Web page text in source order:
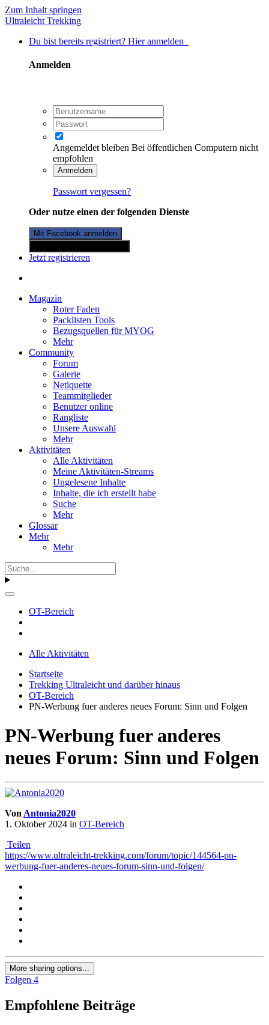
Zum Inhalt springen
Ultraleicht Trekking
Du bist bereits registriert? Hier anmelden
Anmelden
Angemeldet bleiben Bei öffentlichen Computern nicht
empfohlen
Anmelden
Passwort vergessen?
Oder nutze einen der folgenden Dienste
Mit Facebook anmelden
Jetzt registrieren
Magazin
Roter Faden
Packlisten Tools
Bezugsquellen für MYOG
Mehr
Community
Forum
Galerie
Netiquette
Teammitglieder
Benutzer online
Rangliste
Unsere Auswahl
Mehr
Aktivitäten
Alle Aktivitäten
Meine Aktivitäten-Streams
Ungelesene Inhalte
Inhalte, die ich erstellt habe
Suche
Mehr
Glossar
Mehr
Mehr
OT-Bereich
Alle Aktivitäten
Startseite
Trekking Ultraleicht und darüber hinaus
OT-Bereich
PN-Werbung fuer anderes neues Forum: Sinn und Folgen
PN-Werbung fuer anderes
neues Forum: Sinn und Folgen
VonAntonia2020
1. Oktober 2024 in OT-Bereich
Teilen
https://www.ultraleicht-trekking.com/forum/topic/144564-pn-
werbung-fuer-anderes-neues-forum-sinn-und-folgen/
More sharing options...
Folgen 4
Empfohlene Beiträge